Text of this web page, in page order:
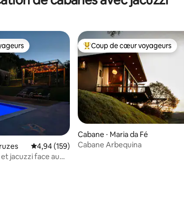
177 commentaires : 5 sur 5
les plus appréciés
Évaluation moyenne sur la base de 159
4,94 (159)
jacuzzi face au
Coups de cœur voyageurs les
Coup de cœur voyageurs
Cabane ⋅ Maria da Fé
Cabane Arbequina